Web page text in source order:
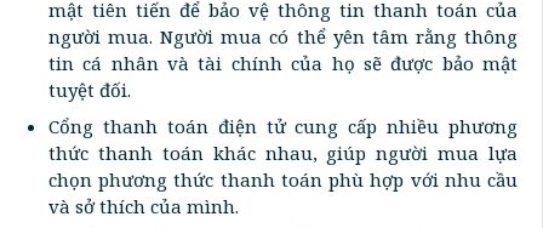
mật tiên tiến để bảo vệ thông tin thanh toán của
người mua. Người mua có thể yên tâm rằng thông
tin cá nhân và tài chính của họ sẽ được bảo mật
tuyệt đối.
Cổng thanh toán điện tử cung cấp nhiều phương
thức thanh toán khác nhau, giúp người mua lựa
chọn phương thức thanh toán phù hợp với nhu cầu
và sở thích của mình.